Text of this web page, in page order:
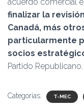
finalizar la
Canadá, más
particularmente
socios
Partido Republicano.
Categorías: T-MEC